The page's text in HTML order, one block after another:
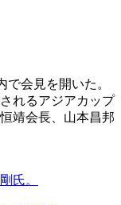
会見を開いた。
れるアジアカップ
靖会長、山本昌邦